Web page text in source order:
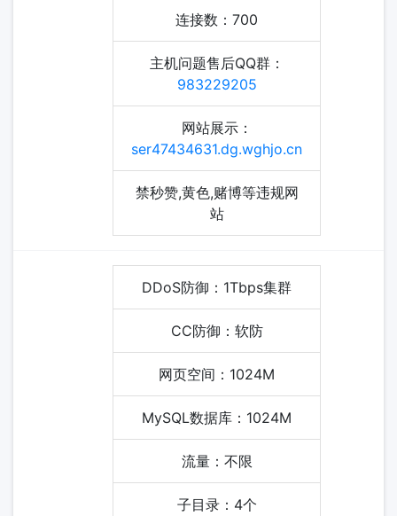
连接数：700
主机问题售后QQ群：
983229205
网站展示：
ser47434631.dg.wghjo.cn
禁秒赞,黄色,赌博等违规网
站
DDoS防御：1Tbps集群
CC防御：软防
网页空间：1024M
MySQL数据库：1024M
流量：不限
子目录：4个